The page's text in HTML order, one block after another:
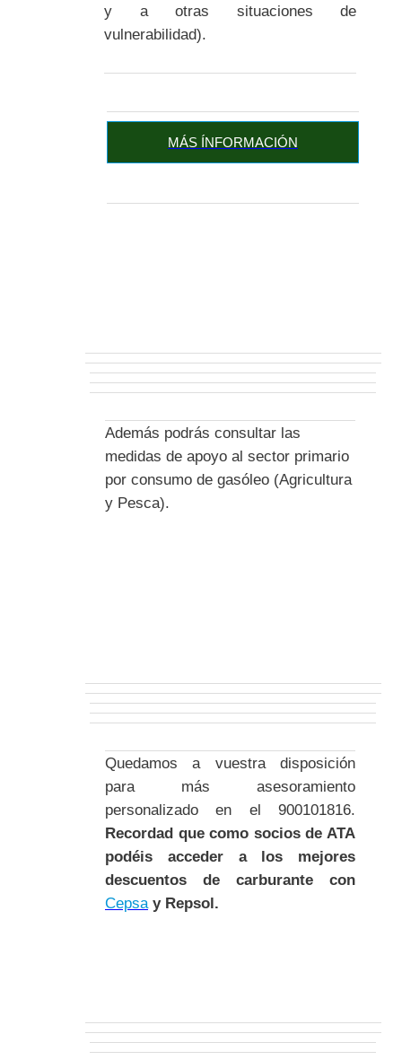
y a otras situaciones de
vulnerabilidad).
MÁS ÍNFORMACIÓN
Además podrás consultar las
medidas de apoyo al sector primario
por consumo de gasóleo (Agricultura
y Pesca).
Quedamos a vuestra disposición
para más asesoramiento
personalizado en el 900101816.
Recordad que como socios de ATA
podéis acceder a los mejores
descuentos de carburante con
Cepsa y Repsol.